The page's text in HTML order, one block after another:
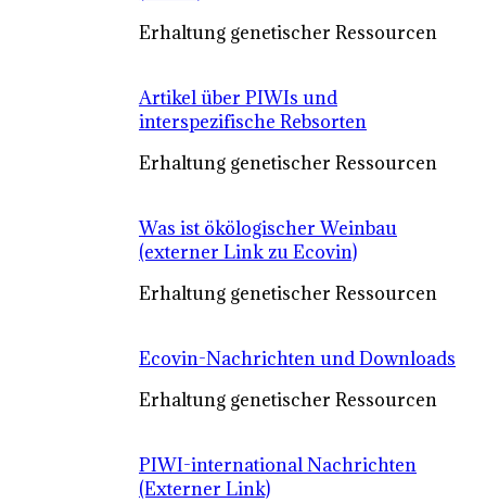
Erhaltung genetischer Ressourcen
Artikel über PIWIs und
interspezifische Rebsorten
Erhaltung genetischer Ressourcen
Was ist ökölogischer Weinbau
(externer Link zu Ecovin)
Erhaltung genetischer Ressourcen
Ecovin-Nachrichten und Downloads
Erhaltung genetischer Ressourcen
PIWI-international Nachrichten
(Externer Link)